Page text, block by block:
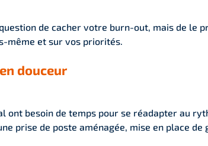
de cacher votre burn-out, mais de le
même et sur vos priorités.
douceur
besoin de temps pour se réadapter au
prise de poste aménagée, mise en place